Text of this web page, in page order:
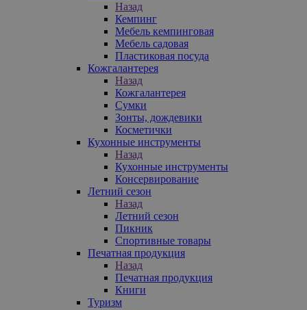
Назад
Кемпинг
Мебель кемпинговая
Мебель садовая
Пластиковая посуда
Кожгалантерея
Назад
Кожгалантерея
Сумки
Зонты, дождевики
Косметички
Кухонные инструменты
Назад
Кухонные инструменты
Консервирование
Летний сезон
Назад
Летний сезон
Пикник
Спортивные товары
Печатная продукция
Назад
Печатная продукция
Книги
Туризм